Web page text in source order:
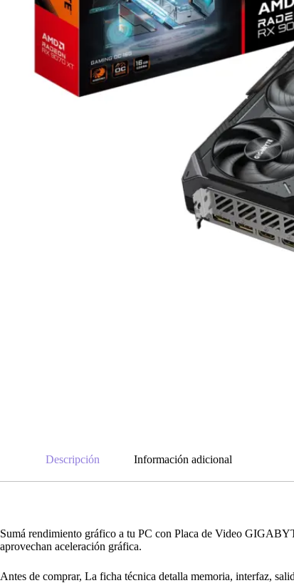
Descripción Información adicional
Sumá rendimiento gráfico a tu PC con Placa de Video
aprovechan aceleración gráfica.
Antes de comprar, La ficha técnica detalla memoria, interfaz,